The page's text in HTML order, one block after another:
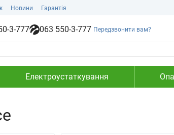
Новини Гарантія
3-777 063 550-3-777 Передзвонити вам?
Електроустаткування